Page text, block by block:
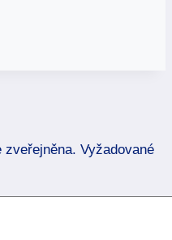
zveřejněna. Vyžadované